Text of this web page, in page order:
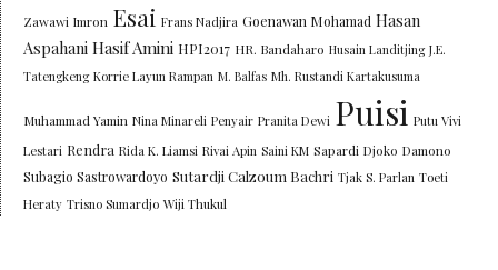
Zawawi Imron Esai Frans Nadjira Goenawan Mohamad Hasan
Aspahani Hasif Amini HPI2017 HR. Bandaharo Husain Landitjing J.E.
Tatengkeng Korrie Layun Rampan M. Balfas Mh. Rustandi Kartakusuma
Muhammad Yamin Nina Minareli Penyair Pranita Dewi Puisi Putu Vivi
Lestari Rendra Rida K. Liamsi Rivai Apin Saini KM Sapardi Djoko Damono
Subagio Sastrowardoyo Sutardji Calzoum Bachri Tjak S. Parlan Toeti
Heraty Trisno Sumardjo Wiji Thukul